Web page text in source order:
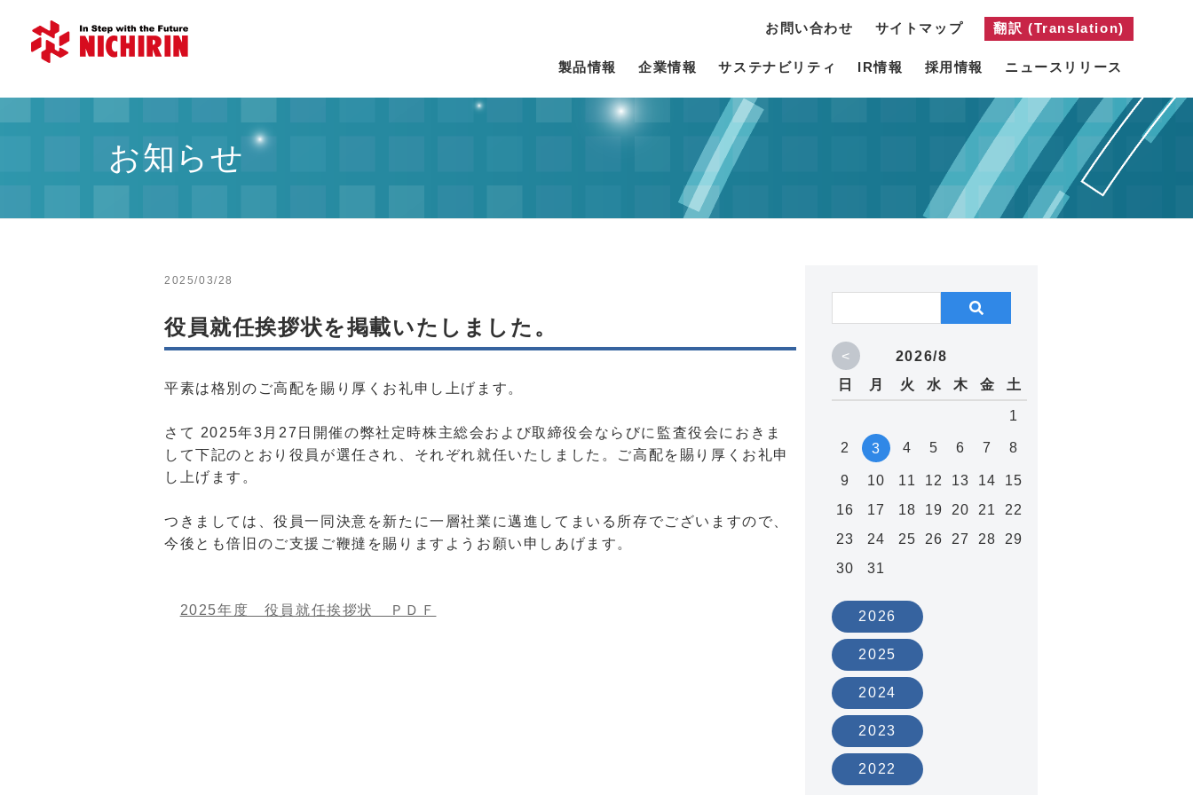
お問い合わせ サイトマップ 翻訳 (Translation)
製品情報 企業情報 サステナビリティ IR情報 採用情報 ニュースリリース
お知らせ
2025/03/28
役員就任挨拶状を掲載いたしました。
平素は格別のご高配を賜り厚くお礼申し上げます。
さて 2025年3月27日開催の弊社定時株主総会および取締役会ならびに監査役会におきま
して下記のとおり役員が選任され、それぞれ就任いたしました。ご高配を賜り厚くお礼申
し上げます。
つきましては、役員一同決意を新たに一層社業に邁進してまいる所存でございますので、
今後とも倍旧のご支援ご鞭撻を賜りますようお願い申しあげます。
2025年度 役員就任挨拶状 ＰＤＦ
<
2026/8
日
月 火 水 木 金 土
1
2 3 4 5 6 7 8
9 10 11 12 13 14
15
16
17 18 19 20 21
22
23
24 25 26 27 28
29
30
31
2026
2025
2024
2023
2022